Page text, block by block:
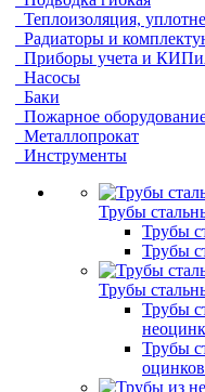
Теплоизоляция,
Радиаторы и
Приборы учета и
Насосы
Баки
Пожарное
Металлопрокат
Инструменты
Трубы
Трубы
Трубы
Трубы
Трубы
Трубы